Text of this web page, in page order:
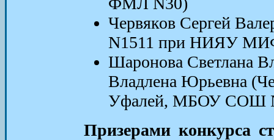
Червяков Сергей
N1511 при НИЯУ
Шаронова Светлана
Владлена Юрьевна
Уфалей, МБОУ СОШ
Призерами конкурса